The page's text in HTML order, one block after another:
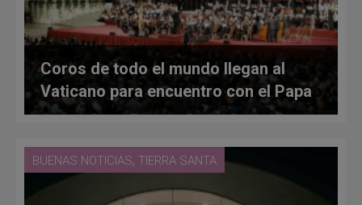
Coros de todo el mundo llegan al
Vaticano para encuentro con el Papa
BUENAS NOTICIAS, TIERRA SANTA